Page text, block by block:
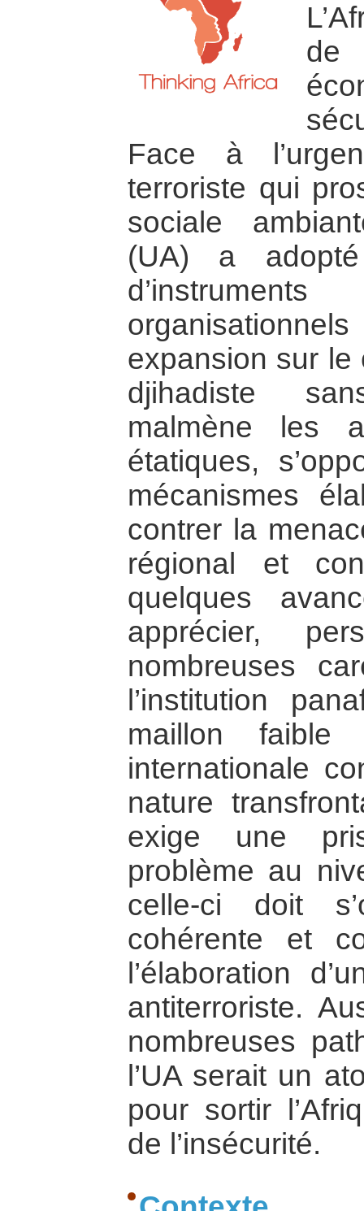
Face à
terroriste qui
sociale
(UA) a
expansion sur le
djihadiste
malmène les
étatiques,
mécanismes
contrer la
régional et
quelques
apprécier,
nombreuses
l’institution
maillon faible
internationale
nature
exige une
problème au
celle-ci doit
cohérente et
l’élaboration
antiterroriste.
nombreuses
l’UA serait un
pour sortir
de l’insécurité.